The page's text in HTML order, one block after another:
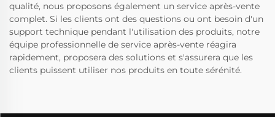
qualité, nous proposons également un service après-vente
complet. Si les clients ont des questions ou ont besoin d'un
support technique pendant l'utilisation des produits, notre
équipe professionnelle de service après-vente réagira
rapidement, proposera des solutions et s'assurera que les
clients puissent utiliser nos produits en toute sérénité.